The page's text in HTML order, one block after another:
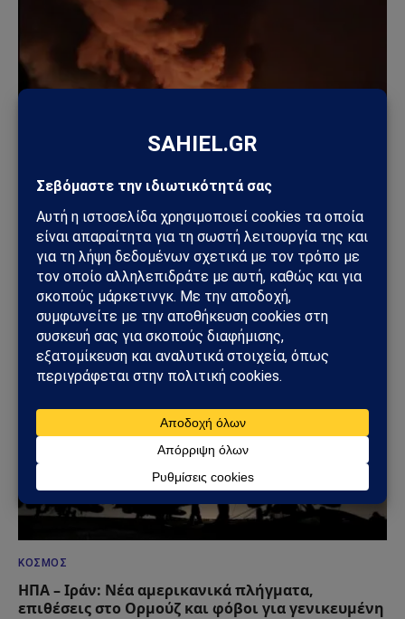
ΚΌΣΜΟΣ
Ουκρανικά drones έπληξαν τη Wildberries: Στόχος
η «καρδιά» της ρωσικής εφοδιαστικής αλυσίδας
18/07/2026
ΚΌΣΜΟΣ
ΗΠΑ – Ιράν: Νέα αμερικανικά πλήγματα,
επιθέσεις στο Ορμούζ και φόβοι για γενικευμένη